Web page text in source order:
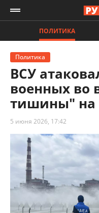
ПОЛИТИКА
Политика
ВСУ
военных во
тишины" на
5 июня 2026, 17:42